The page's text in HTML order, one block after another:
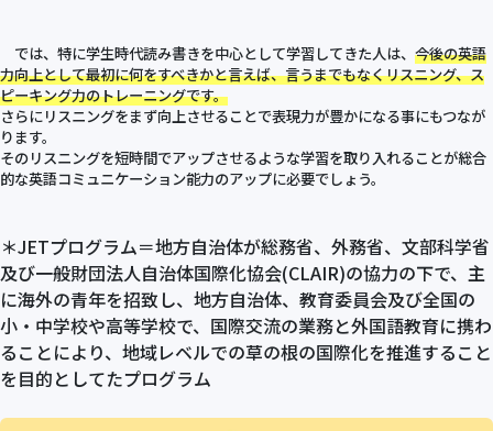
では、特に学生時代読み書きを中心として学習してきた人は、 今後の英語
力向上として最初に何をすべきかと言えば、言うまでもなくリスニング、ス
ピーキング力のトレーニングです。
さらにリスニングをまず向上させることで表現力が豊かになる事にもつなが
ります。
そのリスニングを短時間でアップさせるような学習を取り入れることが総合
的な英語コミュニケーション能力のアップに必要でしょう。
＊JETプログラム＝地方自治体が総務省、外務省、文部科学省
及び一般財団法人自治体国際化協会(CLAIR)の協力の下で、主
に海外の青年を招致し、地方自治体、教育委員会及び全国の
小・中学校や高等学校で、国際交流の業務と外国語教育に携わ
ることにより、地域レベルでの草の根の国際化を推進すること
を目的としてたプログラム